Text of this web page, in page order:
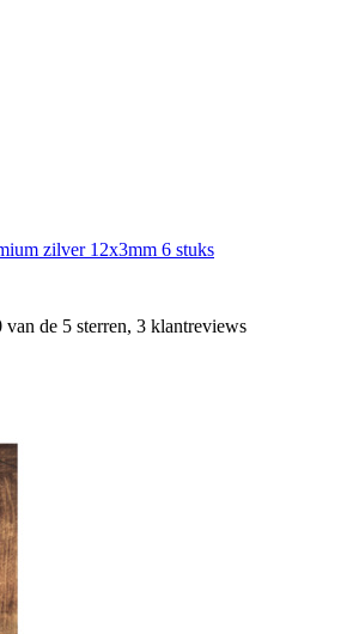
zilver 12x3mm 6 stuks
van de 5 sterren, 3 klantreviews